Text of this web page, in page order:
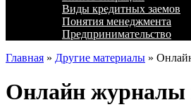
Виды кредитных заемов
Понятия менеджмента
Предпринимательство
Главная » Другие материалы »
Онлайн журналы